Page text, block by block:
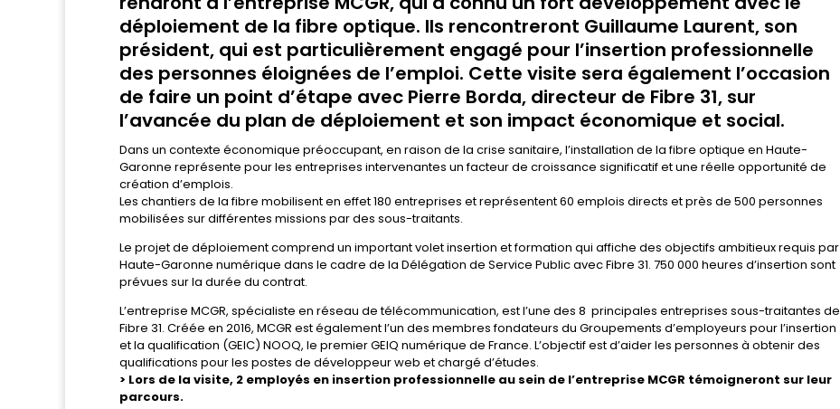
déploiement de la fibre optique. Ils rencontreront Guillaume Laurent, son
président, qui est particulièrement engagé pour l’insertion professionnelle
des personnes éloignées de l’emploi. Cette visite sera également l’occasion
de faire un point d’étape avec Pierre Borda, directeur de Fibre 31, sur
l’avancée du plan de déploiement et son impact économique et social.
Dans un contexte économique préoccupant, en raison de la crise sanitaire, l’installation de la fibre optique en Haute-
Garonne représente pour les entreprises intervenantes un facteur de croissance significatif et une réelle opportunité de
création d’emplois.
Les chantiers de la fibre mobilisent en effet 180 entreprises et représentent 60 emplois directs et près de 500 personnes
mobilisées sur différentes missions par des sous-traitants.
Le projet de déploiement comprend un important volet insertion et formation qui affiche des objectifs ambitieux requis par
Haute-Garonne numérique dans le cadre de la Délégation de Service Public avec Fibre 31. 750 000 heures d’insertion sont
prévues sur la durée du contrat.
L’entreprise MCGR, spécialiste en réseau de télécommunication, est l’une des 8 principales entreprises sous-traitantes de
Fibre 31. Créée en 2016, MCGR est également l’un des membres fondateurs du Groupements d’employeurs pour l’insertion
et la qualification (GEIC) NOOQ, le premier GEIQ numérique de France. L’objectif est d’aider les personnes à obtenir des
qualifications pour les postes de développeur web et chargé d’études.
> Lors de la visite, 2 employés en insertion professionnelle au sein de l’entreprise MCGR témoigneront sur leur
parcours.